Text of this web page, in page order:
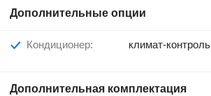
Дополнительные опции
Кондиционер: климат-контроль
Дополнительная комплектация